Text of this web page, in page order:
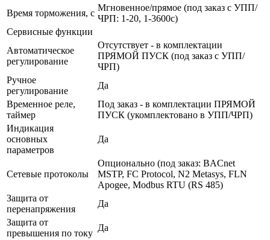
Время торможения, с
Мгновенное/прямое (под заказ с УПП/
ЧРП: 1-20, 1-3600с)
Сервисные функции
Автоматическое
регулирование
Отсутствует - в комплектации
ПРЯМОЙ ПУСК (под заказ с УПП/
ЧРП)
Ручное
регулирование
Да
Временное реле,
таймер
Под заказ - в комплектации ПРЯМОЙ
ПУСК (укомплектовано в УПП/ЧРП)
Индикация
основных
параметров
Да
Сетевые протоколы
Опционально (под заказ: BACnet
MSTP, FC Protocol, N2 Metasys, FLN
Apogee, Modbus RTU (RS 485)
Защита от
перенапряжения
Да
Защита от
превышения по току
Да